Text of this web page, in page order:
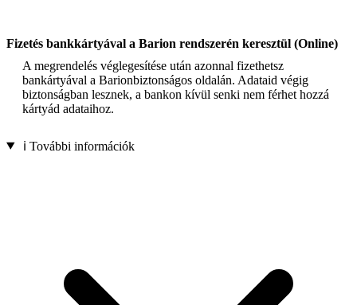
Fizetés bankkártyával a Barion rendszerén keresztül (Online)
A megrendelés véglegesítése után azonnal fizethetsz
bankártyával a Barionbiztonságos oldalán. Adataid végig
biztonságban lesznek, a bankon kívül senki nem férhet hozzá
kártyád adataihoz.
ℹ️ További információk